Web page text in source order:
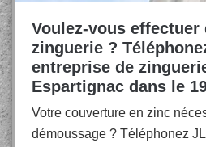
Voulez-vous effectuer
zinguerie ?
entreprise de
Espartignac dans le
Votre couverture en zinc
démoussage ? Téléphonez